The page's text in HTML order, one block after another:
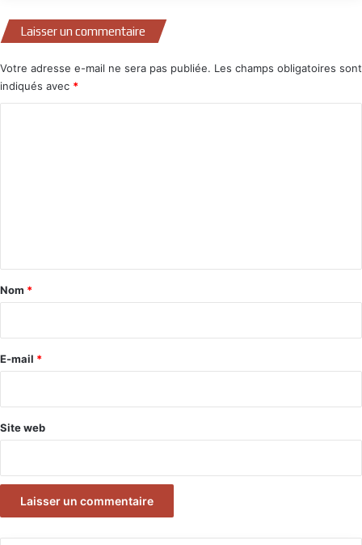
Laisser un commentaire
Votre adresse e-mail ne sera pas publiée. Les champs obligatoires sont
indiqués avec *
a
e
Nom *
E-mail *
Site web